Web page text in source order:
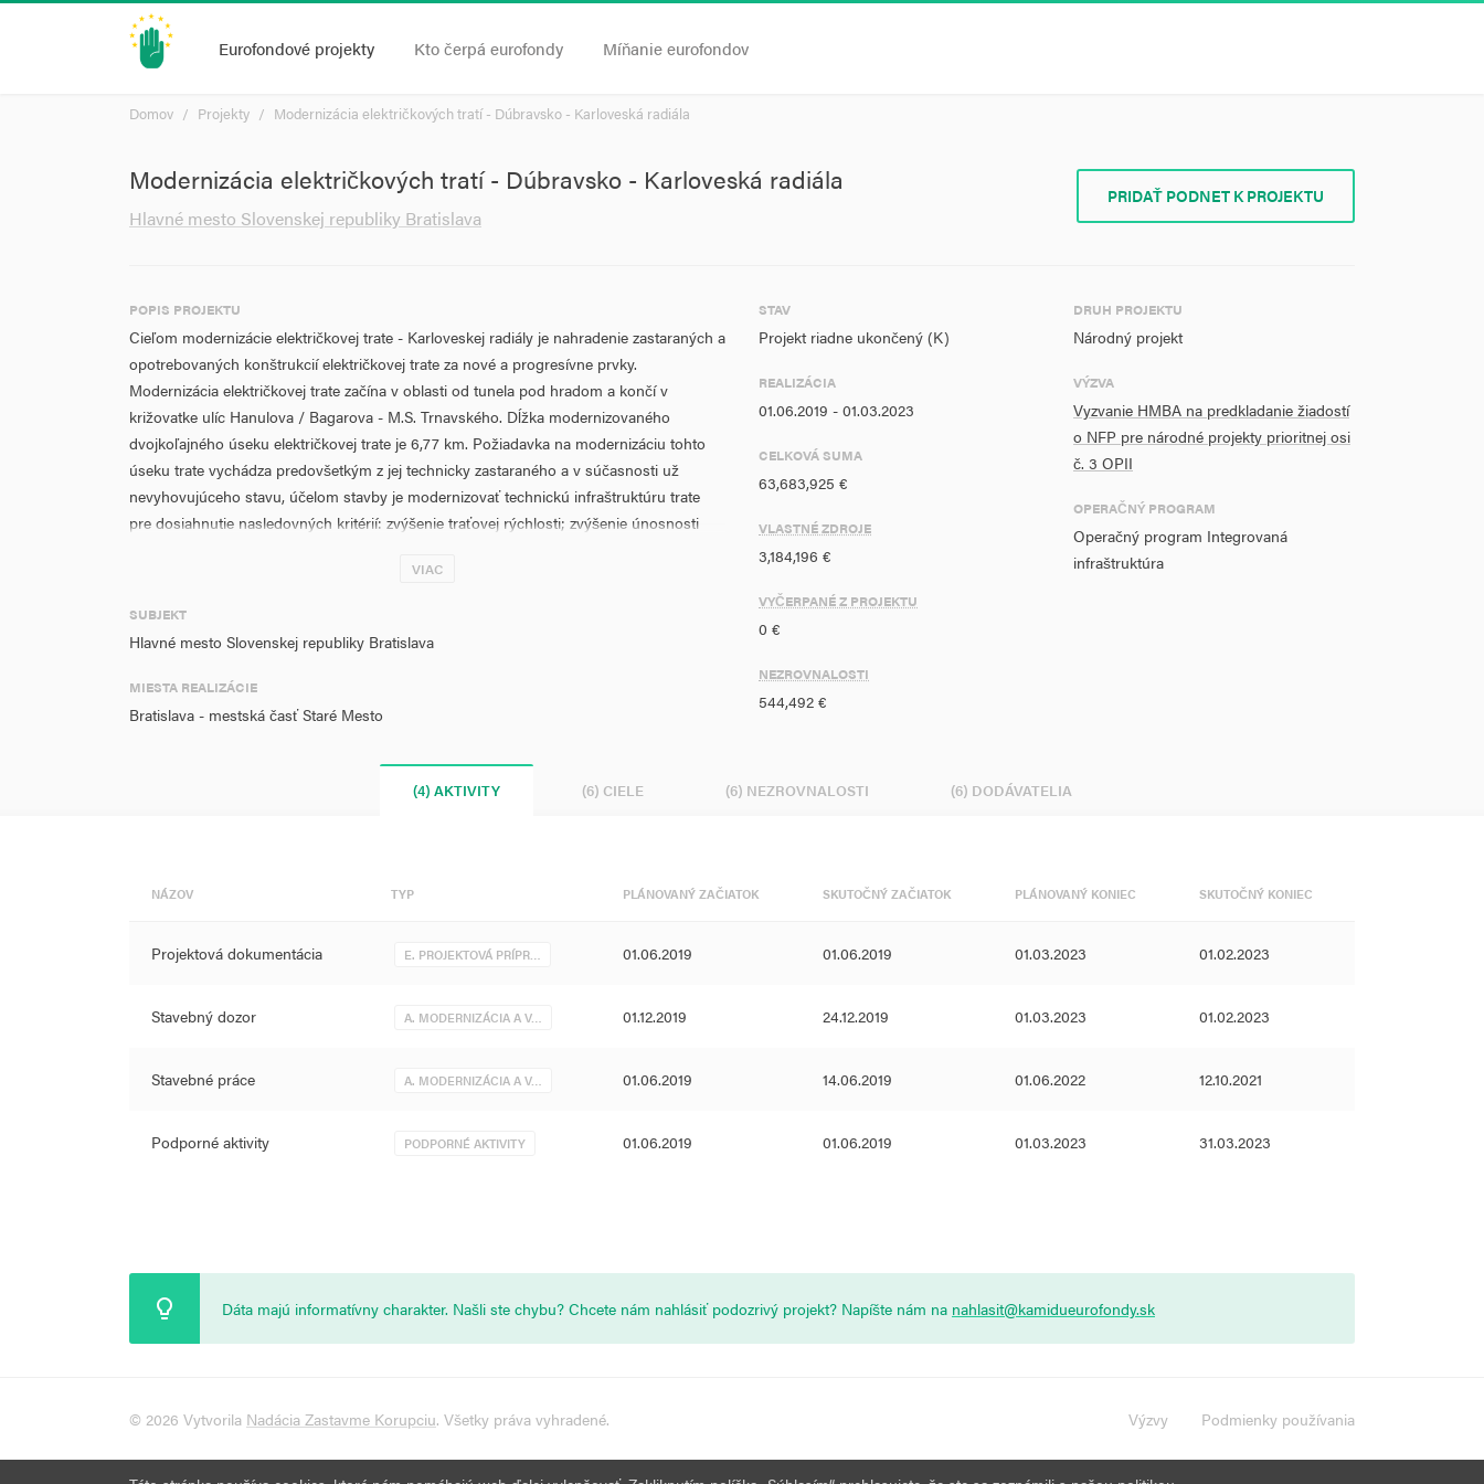
Eurofondové projekty Kto čerpá eurofondy Míňanie eurofondov
Domov Projekty Modernizácia električkových tratí - Dúbravsko - Karloveská radiála
Modernizácia električkových tratí - Dúbravsko - Karloveská radiála
Hlavné mesto Slovenskej republiky Bratislava
PRIDAŤ PODNET K PROJEKTU
POPIS PROJEKTU
Cieľom modernizácie električkovej trate - Karloveskej radiály je nahradenie zastaraných a
opotrebovaných konštrukcií električkovej trate za nové a progresívne prvky.
Modernizácia električkovej trate začína v oblasti od tunela pod hradom a končí v
križovatke ulíc Hanulova / Bagarova - M.S. Trnavského. Dĺžka modernizovaného
dvojkoľajného úseku električkovej trate je 6,77 km. Požiadavka na modernizáciu tohto
úseku trate vychádza predovšetkým z jej technicky zastaraného a v súčasnosti už
nevyhovujúceho stavu, účelom stavby je modernizovať technickú infraštruktúru trate
pre dosiahnutie nasledovných kritérií: zvýšenie traťovej rýchlosti; zvýšenie únosnosti
zvýšenie kultúry, komfortu a plynulosti cestovania; zníženie negatívnych dopadov
VIAC
SUBJEKT
Hlavné mesto Slovenskej republiky Bratislava
MIESTA REALIZÁCIE
Bratislava - mestská časť Staré Mesto
STAV
Projekt riadne ukončený (K)
REALIZÁCIA
01.06.2019 - 01.03.2023
CELKOVÁ SUMA
63,683,925 €
VLASTNÉ ZDROJE
3,184,196 €
VYČERPANÉ Z PROJEKTU
0 €
NEZROVNALOSTI
544,492 €
DRUH PROJEKTU
Národný projekt
VÝZVA
Vyzvanie HMBA na predkladanie žiadostí
o NFP pre národné projekty prioritnej osi
č. 3 OPII
OPERAČNÝ PROGRAM
Operačný program Integrovaná
infraštruktúra
(4) AKTIVITY (6) CIELE (6) NEZROVNALOSTI (6) DODÁVATELIA
NÁZOV TYP PLÁNOVANÝ ZAČIATOK SKUTOČNÝ ZAČIATOK PLÁNOVANÝ KONIEC SKUTOČNÝ KONIEC
Projektová dokumentácia E. PROJEKTOVÁ PRÍPR… 01.06.2019 01.06.2019 01.03.2023 01.02.2023
Stavebný dozor A. MODERNIZÁCIA A V… 01.12.2019 24.12.2019 01.03.2023 01.02.2023
Stavebné práce A. MODERNIZÁCIA A V… 01.06.2019 14.06.2019 01.06.2022 12.10.2021
Podporné aktivity PODPORNÉ AKTIVITY 01.06.2019 01.06.2019 01.03.2023 31.03.2023
Dáta majú informatívny charakter. Našli ste chybu? Chcete nám nahlásiť podozrivý projekt? Napíšte nám na nahlasit@kamidueurofondy.sk
© 2026 Vytvorila Nadácia Zastavme Korupciu. Všetky práva vyhradené. Výzvy Podmienky používania